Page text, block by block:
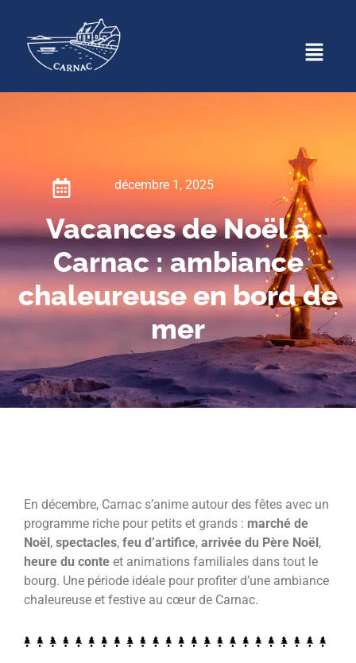
Vacances de Noël à
Carnac : ambiance
chaleureuse en bord de
mer
décembre 1, 2025
En décembre, Carnac s’anime autour des fêtes avec un
programme riche pour petits et grands : marché de
Noël , spectacles, feu d’artifice, arrivée du Père Noël ,
heure du conte et animations familiales dans tout le
bourg. Une période idéale pour profiter d’une ambiance
chaleureuse et festive au cœur de Carnac.